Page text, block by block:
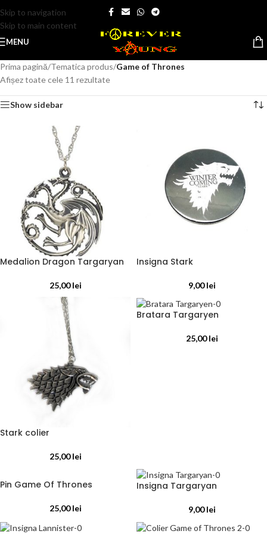
Skip to navigation
Skip to main content
MENU
Prima pagină/Tematica produs/Game of Thrones
Afișez toate cele 11 rezultate
Show sidebar
Medalion Dragon Targaryan
25,00lei
Insigna Stark
9,00lei
Stark colier
25,00lei
Bratara Targaryen
25,00lei
Pin Game Of Thrones
25,00lei
Insigna Targaryan
9,00lei